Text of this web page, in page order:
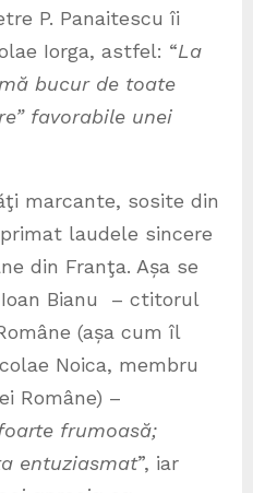
P. Panaitescu îi
Iorga, astfel: “La
bucur de toate
favorabile unei
marcante, sosite din
laudele sincere
din Franţa. Așa se
Ioan Bianu – ctitorul
(așa cum îl
Noica, membru
Române) –
frumoasă;
entuziasmat”, iar